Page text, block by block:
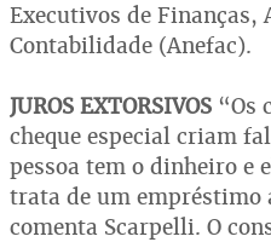
Executivos de Finanças,
Contabilidade (Anefac).
JUROS EXTORSIVOS “Os
cheque especial criam
pessoa tem o dinheiro e
trata de um empréstimo
comenta Scarpelli. O